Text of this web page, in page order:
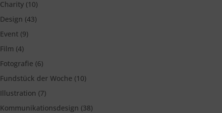
Charity (10)
Design (43)
Event (9)
Film (4)
Fotografie (6)
Fundstück der Woche (10)
Illustration (7)
Kommunikationsdesign (38)